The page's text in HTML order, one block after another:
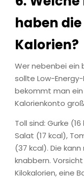
haben
Kalorien?
Wer nebenbei ein
sollte Low-
bekommt man
Kalorienkonto
Toll sind: Gurke
Salat (17 kcal),
(37 kcal). Die
knabbern.
Kilokalorien, eine